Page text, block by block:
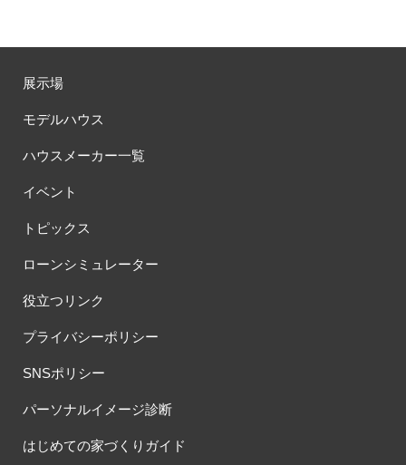
展示場
モデルハウス
ハウスメーカー一覧
イベント
トピックス
ローンシミュレーター
役立つリンク
プライバシーポリシー
SNSポリシー
パーソナルイメージ診断
はじめての家づくりガイド